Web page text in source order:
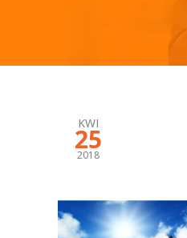
KWI
25
2018